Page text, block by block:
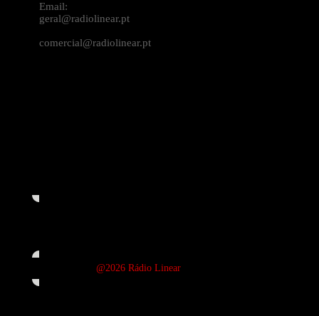
Email:
geral@radiolinear.pt
comercial@radiolinear.pt
@2026 Rádio Linear